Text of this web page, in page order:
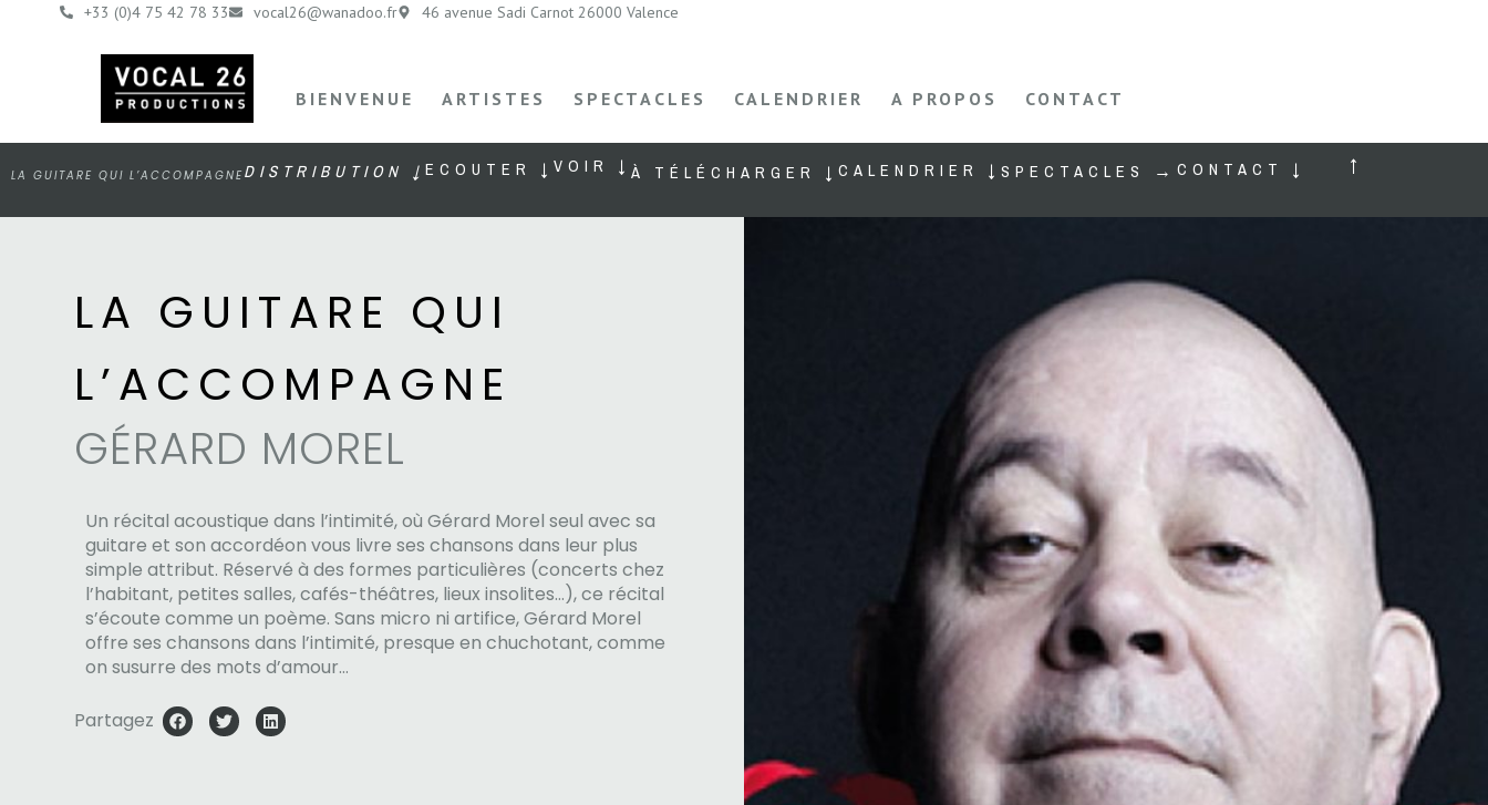
+33 (0)4 75 42 78 33 vocal26@wanadoo.fr 46 avenue Sadi Carnot 26000 Valence
BIENVENUE ARTISTES SPECTACLES CALENDRIER A PROPOS CONTACT
LA GUITARE QUI L’ACCOMPAGNE DISTRIBUTION ↓ECOUTER ↓ VOIR ↓ À TÉLÉCHARGER ↓ CALENDRIER ↓ SPECTACLES → CONTACT ↓ ↑
LA GUITARE QUI
L’ACCOMPAGNE
GÉRARD MOREL
Un récital acoustique dans l’intimité, où Gérard Morel seul avec sa
guitare et son accordéon vous livre ses chansons dans leur plus
simple attribut. Réservé à des formes particulières (concerts chez
l’habitant, petites salles, cafés-théâtres, lieux insolites…), ce récital
s’écoute comme un poème. Sans micro ni artifice, Gérard Morel
offre ses chansons dans l’intimité, presque en chuchotant, comme
on susurre des mots d’amour…
Partagez